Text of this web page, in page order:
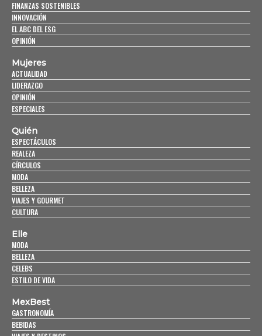
FINANZAS SOSTENIBLES
INNOVACIÓN
EL ABC DEL ESG
OPINIÓN
Mujeres
ACTUALIDAD
LIDERAZGO
OPINIÓN
ESPECIALES
Quién
ESPECTÁCULOS
REALEZA
CÍRCULOS
MODA
BELLEZA
VIAJES Y GOURMET
CULTURA
Elle
MODA
BELLEZA
CELEBS
ESTILO DE VIDA
MexBest
GASTRONOMÍA
BEBIDAS